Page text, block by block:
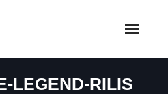
LEGEND-RILIS